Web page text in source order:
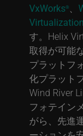
VxWorks®
す。Helix
取得が可能
プラットフ
化プラット
Wind River
フォテイン
がら、先進